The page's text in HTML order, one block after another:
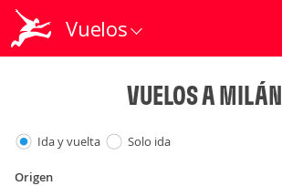
Vuelos
VUELOS A MILÁN
Ida y vuelta Solo ida
Origen